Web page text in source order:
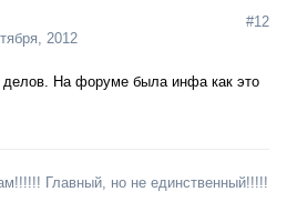
2012
#12
делов. На форуме была инфа как это
Главный, но не единственный!!!!!